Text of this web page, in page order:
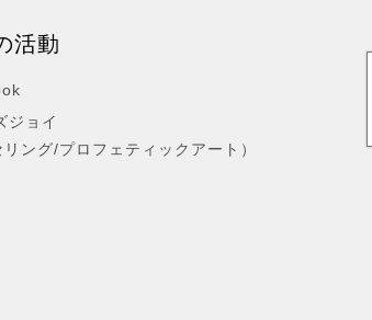
活動
ジョイ
リング/プロフェティックアート）